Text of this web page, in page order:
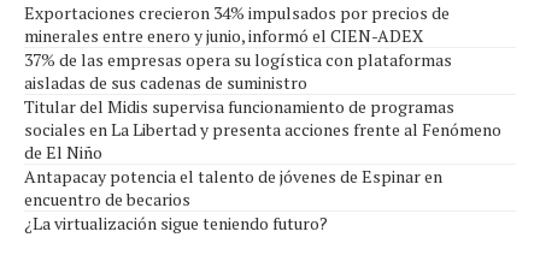
Exportaciones crecieron 34% impulsados por precios de
minerales entre enero y junio, informó el CIEN-ADEX
37% de las empresas opera su logística con plataformas
aisladas de sus cadenas de suministro
Titular del Midis supervisa funcionamiento de programas
sociales en La Libertad y presenta acciones frente al Fenómeno
de El Niño
Antapacay potencia el talento de jóvenes de Espinar en
encuentro de becarios
¿La virtualización sigue teniendo futuro?